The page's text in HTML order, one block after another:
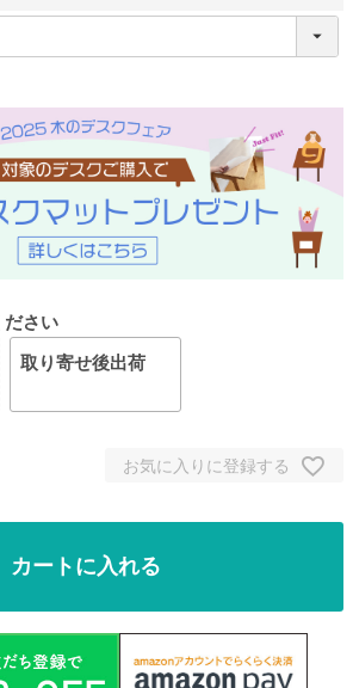
ださい
取り寄せ後出荷
お気に入りに登録する
カートに入れる